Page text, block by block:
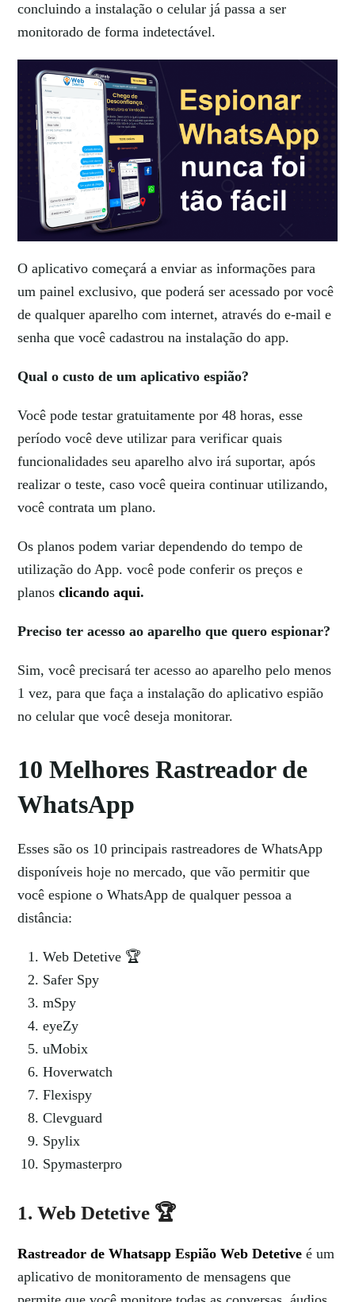
concluindo a instalação o celular já passa a ser
monitorado de forma indetectável.
O aplicativo começará a enviar as informações para
um painel exclusivo, que poderá ser acessado por você
de qualquer aparelho com internet, através do e-mail e
senha que você cadastrou na instalação do app.
Qual o custo de um aplicativo espião?
Você pode testar gratuitamente por 48 horas, esse
período você deve utilizar para verificar quais
funcionalidades seu aparelho alvo irá suportar, após
realizar o teste, caso você queira continuar utilizando,
você contrata um plano.
Os planos podem variar dependendo do tempo de
utilização do App. você pode conferir os preços e
planosclicando aqui.
Preciso ter acesso ao aparelho que quero espionar?
Sim, você precisará ter acesso ao aparelho pelo menos
1 vez, para que faça a instalação do aplicativo espião
no celular que você deseja monitorar.
10 Melhores Rastreador de
WhatsApp
Esses são os 10 principais rastreadores de WhatsApp
disponíveis hoje no mercado, que vão permitir que
você espione o WhatsApp de qualquer pessoa a
distância:
Web Detetive 🏆
Safer Spy
mSpy
eyeZy
uMobix
Hoverwatch
Flexispy
Clevguard
Spylix
Spymasterpro
1. Web Detetive 🏆
Rastreador de Whatsapp Espião Web Detetive é um
aplicativo de monitoramento de mensagens que